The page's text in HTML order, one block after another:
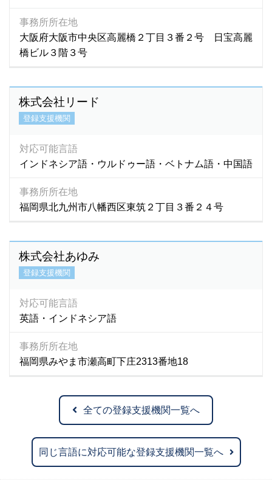
事務所所在地
大阪府大阪市中央区高麗橋２丁目３番２号 日宝高麗
橋ビル３階３号
株式会社リード
登録支援機関
対応可能言語
インドネシア語・ウルドゥー語・ベトナム語・中国語
事務所所在地
福岡県北九州市八幡西区東筑２丁目３番２４号
株式会社あゆみ
登録支援機関
対応可能言語
英語・インドネシア語
事務所所在地
福岡県みやま市瀬高町下庄2313番地18
全ての登録支援機関一覧へ
同じ言語に対応可能な登録支援機関一覧へ